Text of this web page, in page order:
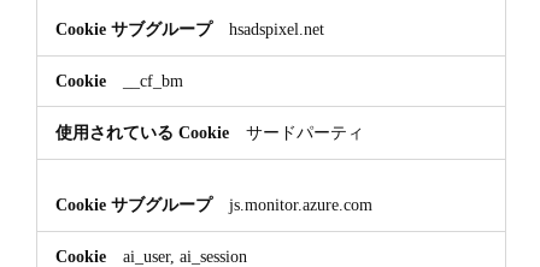
hsadspixel.net
__cf_bm
サードパーティ
js.monitor.azure.com
ai_user, ai_session